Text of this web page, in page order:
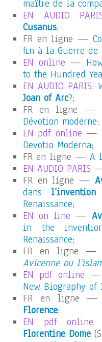
maître de la
EN AUDIO
Cusanus;
FR en ligne —
fin à la Guerre de
EN online —
to the Hundred
EN AUDIO PARIS:
Joan of Arc?;
FR en ligne —
Dévotion moderne;
EN pdf online —
Devotio Moderna;
FR en ligne — A
EN AUDIO PARIS
FR en ligne —
dans
Renaissance;
EN on line —
in the
Renaissance;
FR en ligne —
Avicenne ou
EN pdf online
New Biography of
FR en ligne —
Florence;
EN pdf online
Florentine Dome